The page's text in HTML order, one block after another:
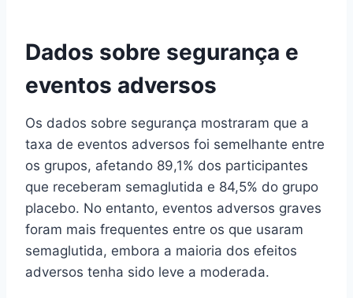
Dados sobre segurança e
eventos adversos
Os dados sobre segurança mostraram que a
taxa de eventos adversos foi semelhante entre
os grupos, afetando 89,1% dos participantes
que receberam semaglutida e 84,5% do grupo
placebo. No entanto, eventos adversos graves
foram mais frequentes entre os que usaram
semaglutida, embora a maioria dos efeitos
adversos tenha sido leve a moderada.